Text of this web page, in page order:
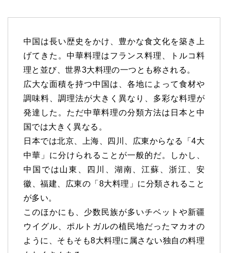
中国は長い歴史をかけ、豊かな食文化を築き上
げてきた。中華料理はフランス料理、トルコ料
理と並び、世界3大料理の一つとも称される。
広大な面積を持つ中国は、各地によって食材や
調味料、調理法が大きく異なり、多彩な料理が
発達した。ただ中華料理の分類方法は日本と中
国では大きく異なる。
日本では北京、上海、四川、広東からなる「4大
中華」に分けられることが一般的だ。しかし、
中国では山東、四川、湖南、江蘇、浙江、安
徽、福建、広東の「8大料理」に分類されること
が多い。
このほかにも、少数民族が多いチベットや新疆
ウイグル、ポルトガルの植民地だったマカオの
ように、そもそも8大料理に属さない独自の料理